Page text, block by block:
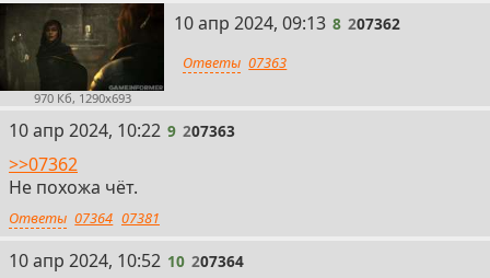
970 Кб, 1290x693
8
10 апр 2024, 09:13 8 207362
Ответы 07363
9
10 апр 2024, 10:22 9 207363
>>07362
Не похожа чёт.
Ответы 07364 07381
10
10 апр 2024, 10:52 10 207364